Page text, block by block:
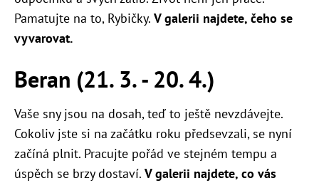
Pamatujte na to, Rybičky. V galerii najdete, čeho se
vyvarovat.
Beran (21. 3. - 20. 4.)
Vaše sny jsou na dosah, teď to ještě nevzdávejte.
Cokoliv jste si na začátku roku předsevzali, se nyní
začíná plnit. Pracujte pořád ve stejném tempu a
úspěch se brzy dostaví. V galerii najdete, co vás